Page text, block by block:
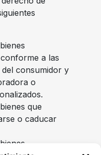
a las
consumidor y
o
que
o caducar